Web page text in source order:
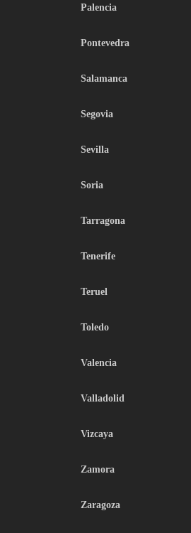
Palencia
Pontevedra
Salamanca
Segovia
Sevilla
Soria
Tarragona
Tenerife
Teruel
Toledo
Valencia
Valladolid
Vizcaya
Zamora
Zaragoza